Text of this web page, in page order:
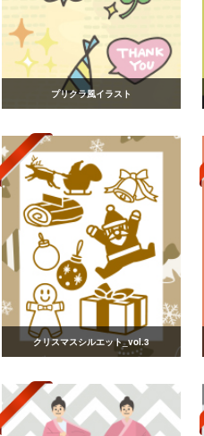
プリクラ風イラスト
クリスマスシルエット_vol.3